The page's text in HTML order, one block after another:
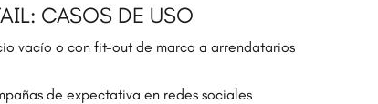
CASOS DE USO
vacío o con fit-out de marca a arrendatarios
de expectativa en redes sociales